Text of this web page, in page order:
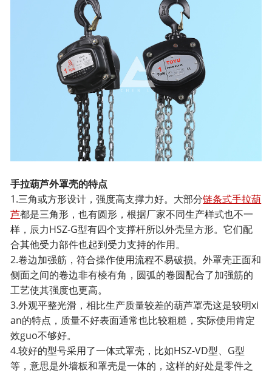
手拉葫芦外罩壳的特点
1.三角或方形设计，强度高支撑力好。大部分链条式手拉葫
芦都是三角形，也有圆形，根据厂家不同生产样式也不一
样，辰力HSZ-G型有四个支撑杆所以外壳呈方形。它们配
合其他受力部件也起到受力支持的作用。
2.卷边加强筋，符合操作使用流程不易破损。外罩壳正面和
侧面之间的卷边非有棱有角，圆弧的卷圆配合了加强筋的
工艺使其强度也更高。
3.外观平整光滑，相比生产质量较差的葫芦罩壳这是较明xi
an的特点，质量不好表面通常也比较粗糙，实际使用肯定
效guo不够好。
4.较好的型号采用了一体式罩壳，比如HSZ-VD型、G型
等，意思是外墙板和罩壳是一体的，这样的好处是零件之